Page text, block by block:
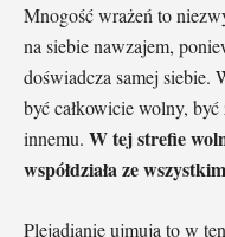
Mnogość wrażeń to
na siebie nawzajem,
doświadcza samej siebie.
być całkowicie wolny,
innemu. W tej strefie
współdziała ze
Plejadianie ujmują to w